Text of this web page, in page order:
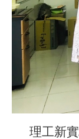
理工新實